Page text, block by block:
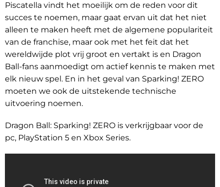
Piscatella vindt het moeilijk om de reden voor dit
succes te noemen, maar gaat ervan uit dat het niet
alleen te maken heeft met de algemene populariteit
van de franchise, maar ook met het feit dat het
wereldwijde plot vrij groot en vertakt is en Dragon
Ball-fans aanmoedigt om actief kennis te maken met
elk nieuw spel. En in het geval van Sparking! ZERO
moeten we ook de uitstekende technische
uitvoering noemen.
Dragon Ball: Sparking! ZERO is verkrijgbaar voor de
pc, PlayStation 5 en Xbox Series.